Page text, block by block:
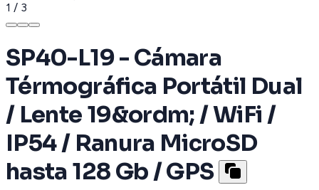
1 / 3
SP40-L19 - Cámara
Térmográfica Portátil Dual
/ Lente 19&ordm; / WiFi /
IP54 / Ranura MicroSD
hasta 128 Gb / GPS